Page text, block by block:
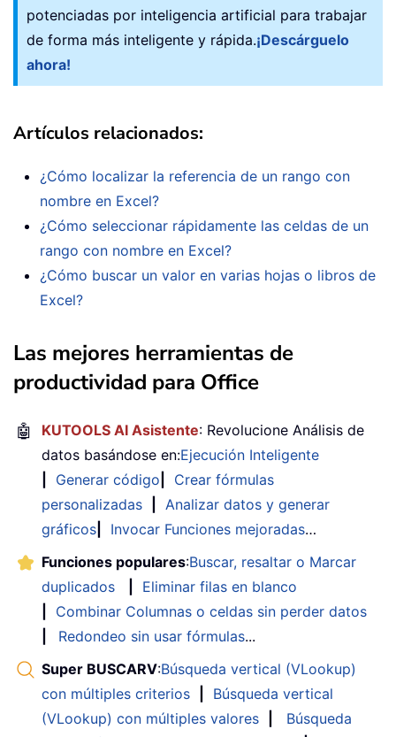
potenciadas por inteligencia artificial para trabajar
de forma más inteligente y rápida.¡Descárguelo
ahora!
Artículos relacionados:
¿Cómo localizar la referencia de un rango con
nombre en Excel?
¿Cómo seleccionar rápidamente las celdas de un
rango con nombre en Excel?
¿Cómo buscar un valor en varias hojas o libros de
Excel?
Las mejores herramientas de
productividad para Office
🤖 KUTOOLS AI Asistente: Revolucione Análisis de
datos basándose en:Ejecución Inteligente
Generar código
Crear fórmulas
personalizadas
Analizar datos y generar
gráficos
Invocar Funciones mejoradas…
Funciones populares:Buscar, resaltar o Marcar
duplicados
Eliminar filas en blanco
Combinar Columnas o celdas sin perder datos
Redondeo sin usar fórmulas...
Super BUSCARV:Búsqueda vertical (VLookup)
con múltiples criterios
Búsqueda vertical
(VLookup) con múltiples valores
Búsqueda